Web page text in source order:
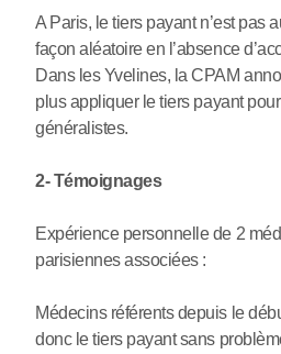
A Paris, le tiers payant n’est pas
façon aléatoire en l’absence
Dans les Yvelines, la CPAM
plus appliquer le tiers payant
généralistes.
2- Témoignages
Expérience personnelle de 2
parisiennes associées :
Médecins référents depuis le
donc le tiers payant sans